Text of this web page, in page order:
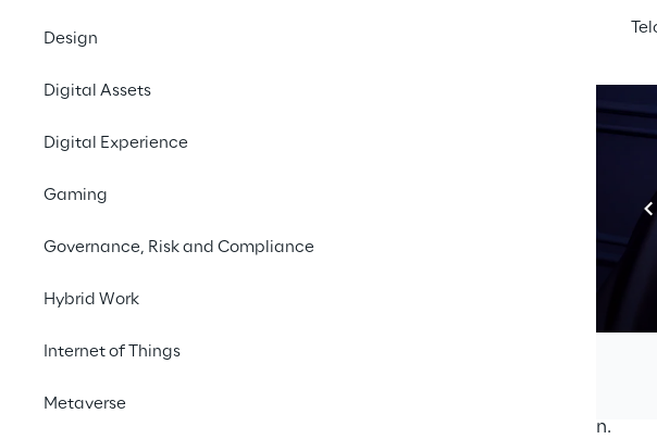
Design
Digital Assets
Digital Experience
Gaming
Governance, Risk and Compliance
Hybrid Work
Internet of Things
Metaverse
Ein Team-Wettbewerb sowohl für
erstellt wurde, Replys Team von
Reply wird den Wettbewerb 15.
Der Wettbewerb findet am Freitag, um
Alle registrierten Teams werden an der
geschieht in insgesamt 24 Stunden.